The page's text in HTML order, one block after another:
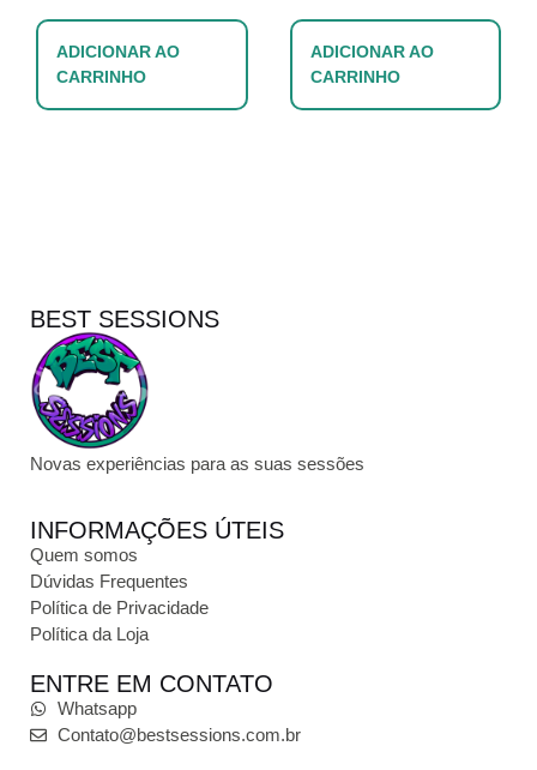
ADICIONAR AO
CARRINHO
ADICIONAR AO
CARRINHO
BEST SESSIONS
Novas experiências para as suas sessões
INFORMAÇÕES ÚTEIS
Quem somos
Dúvidas Frequentes
Política de Privacidade
Política da Loja
ENTRE EM CONTATO
Whatsapp
Contato@bestsessions.com.br